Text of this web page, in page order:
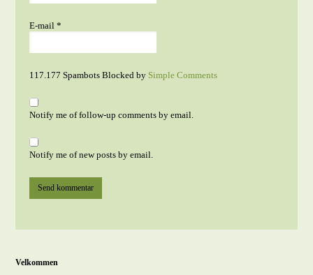
E-mail*
117.177 Spambots Blocked by Simple Comments
Notify me of follow-up comments by email.
Notify me of new posts by email.
Velkommen